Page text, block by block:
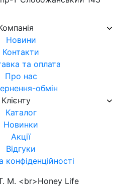
Новини
Контакти
та оплата
Про нас
обмін
Клієнту
Каталог
Новинки
Акції
Відгуки
конфіденційності
М. <br>Honey Life